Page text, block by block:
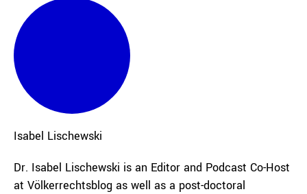
Isabel Lischewski
Dr. Isabel Lischewski is an Editor and Podcast Co-Host
at Völkerrechtsblog as well as a post-doctoral